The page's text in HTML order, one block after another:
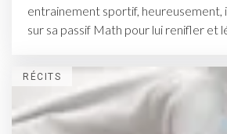
entrainement sportif,
sur sa passif Math pour lui renifler et
RÉCITS